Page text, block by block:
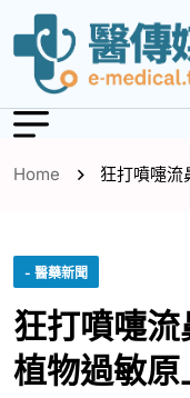
Home 狂打噴嚏流
- 醫藥新聞
狂打噴嚏
植物過敏原